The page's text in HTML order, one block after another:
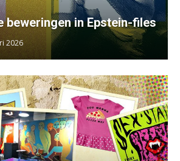
beweringen in Epstein-files
2026